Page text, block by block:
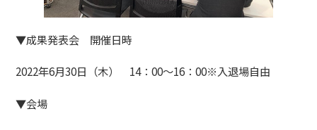
▼成果発表会 開催日時
2022年6月30日（木） 14：00～16：00※入退場自由
▼会場